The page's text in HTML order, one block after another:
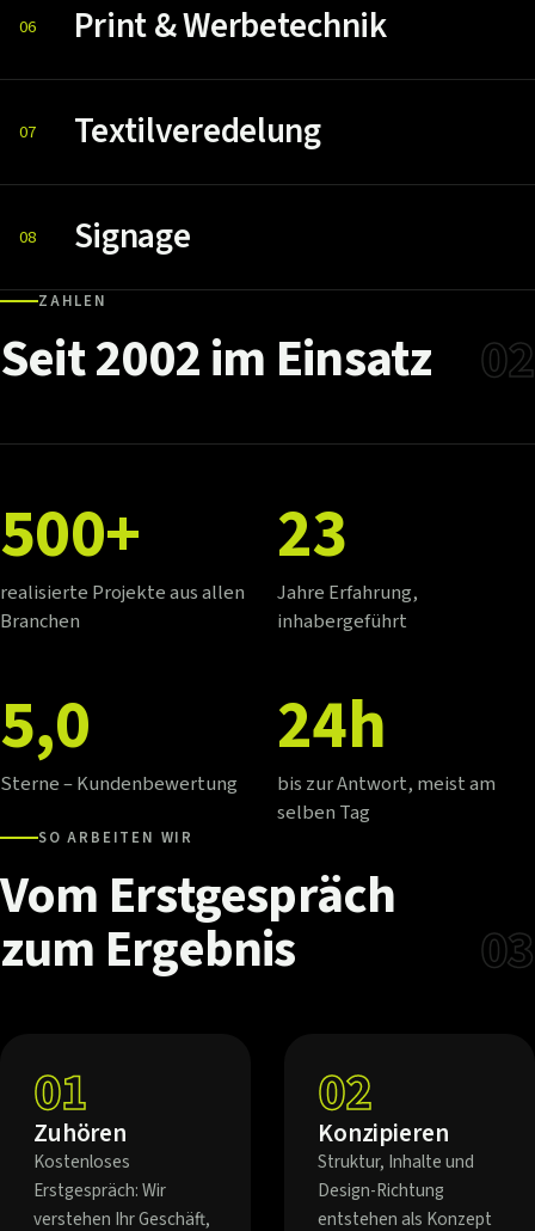
06 Print & Werbetechnik
07 Textilveredelung
08 Signage
ZAHLEN
Seit2002im Einsatz 02
500+
realisierte Projekte aus allen
Branchen
23
Jahre Erfahrung,
inhabergeführt
5,0
Sterne – Kundenbewertung
24h
bis zur Antwort, meist am
selben Tag
SO ARBEITEN WIR
Vom Erstgespräch
zum Ergebnis
03
01
Zuhören
Kostenloses
Erstgespräch: Wir
verstehen Ihr Geschäft,
02
Konzipieren
Struktur, Inhalte und
Design-Richtung
entstehen als Konzept